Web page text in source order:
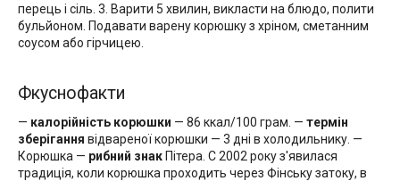
перець і сіль. 3. Варити 5 хвилин, викласти на блюдо, полити
бульйоном. Подавати варену корюшку з хріном, сметанним
соусом або гірчицею.
Фкуснофакти
— калорійність корюшки — 86 ккал/100 грам. — термін
зберігання відвареної корюшки — 3 дні в холодильнику. —
Корюшка — рибний знакПітера. C 2002 року з'явилася
традиція, коли корюшка проходить через Фінську затоку, в